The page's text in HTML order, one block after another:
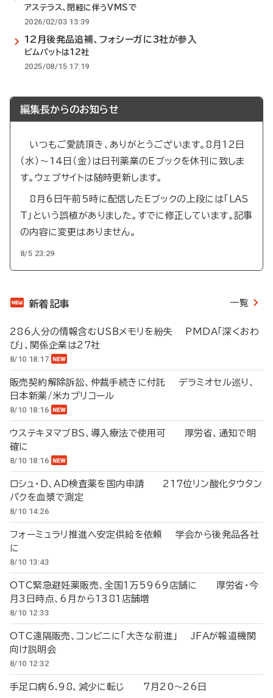
アステラス、閉経に伴うVMSで
2026/02/03 13:39
12月後発品追補、フォシーガに3社が参入
ビムパットは12社
2025/08/15 17:19
編集長からのお知らせ
いつもご愛読頂き、ありがとうございます。8月12日
（水）～14日（金）は日刊薬業のEブックを休刊に致しま
す。ウェブサイトは随時更新します。
8月6日午前5時に配信したEブックの上段には「LAS
T」という誤植がありました。すでに修正しています。記事
の内容に変更はありません。
8/5 23:29
新着記事 一覧
286人分の情報含むUSBメモリを紛失 PMDA「深くおわ
び」、関係企業は27社
8/10 18:17
販売契約解除訴訟、仲裁手続きに付託 デラミオセル巡り、
日本新薬/米カプリコール
8/10 18:16
ウステキヌマブBS、導入療法で使用可 厚労省、通知で明
確に
8/10 18:16
ロシュ・D、AD検査薬を国内申請 217位リン酸化タウタン
パクを血漿で測定
8/10 14:26
フォーミュラリ推進へ安定供給を依頼 学会から後発品各社
に
8/10 13:43
OTC緊急避妊薬販売、全国1万5969店舗に 厚労省・今
月3日時点、6月から1381店舗増
8/10 12:33
OTC遠隔販売、コンビニに「大きな前進」 JFAが報道機関
向け説明会
8/10 12:32
手足口病6.98、減少に転じ 7月20～26日